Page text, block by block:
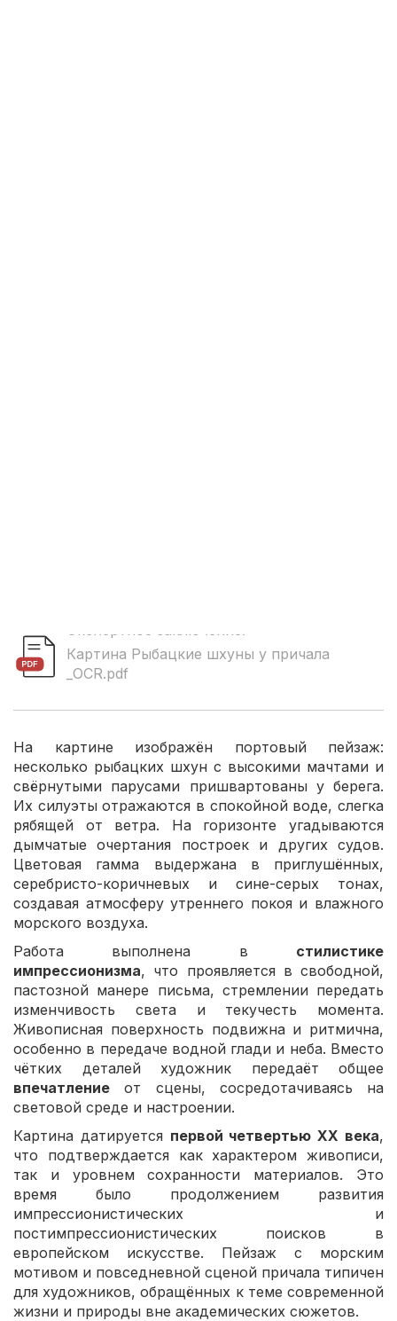
Картина Рыбацкие шхуны у причала
_OCR.pdf
На картине изображён портовый пейзаж:
несколько рыбацких шхун с высокими мачтами и
свёрнутыми парусами пришвартованы у берега.
Их силуэты отражаются в спокойной воде, слегка
рябящей от ветра. На горизонте угадываются
дымчатые очертания построек и других судов.
Цветовая гамма выдержана в приглушённых,
серебристо-коричневых и сине-серых тонах,
создавая атмосферу утреннего покоя и влажного
морского воздуха.
Работа выполнена в стилистике
импрессионизма, что проявляется в свободной,
пастозной манере письма, стремлении передать
изменчивость света и текучесть момента.
Живописная поверхность подвижна и ритмична,
особенно в передаче водной глади и неба. Вместо
чётких деталей художник передаёт общее
впечатление от сцены, сосредотачиваясь на
световой среде и настроении.
Картина датируется первой четвертью XX века,
что подтверждается как характером живописи,
так и уровнем сохранности материалов. Это
время было продолжением развития
импрессионистических и
постимпрессионистических поисков в
европейском искусстве. Пейзаж с морским
мотивом и повседневной сценой причала типичен
для художников, обращённых к теме современной
жизни и природы вне академических сюжетов.